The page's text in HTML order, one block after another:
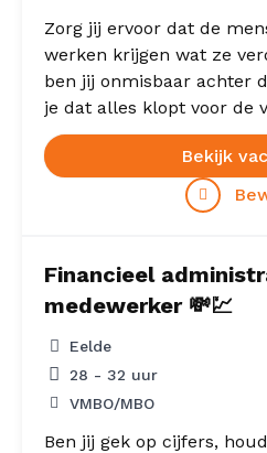
Zorg jij ervoor dat de
werken krijgen wat ze
ben jij onmisbaar achter
je dat alles klopt voor de
Bekijk
Financieel
medewerker 💸💹
Eelde
28 - 32 uur
VMBO/MBO
Ben jij gek op cijfers,